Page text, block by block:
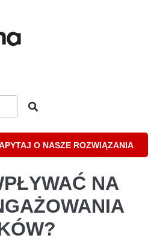
O NASZE ROZWIĄZANIA
NA